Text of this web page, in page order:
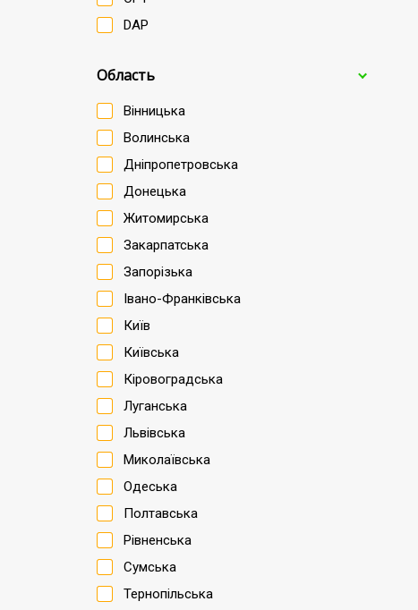
DAP
Область
Вінницька
Волинська
Дніпропетровська
Донецька
Житомирська
Закарпатська
Запорізька
Івано-Франківська
Київ
Київська
Кіровоградська
Луганська
Львівська
Миколаївська
Одеська
Полтавська
Рівненська
Сумська
Тернопільська